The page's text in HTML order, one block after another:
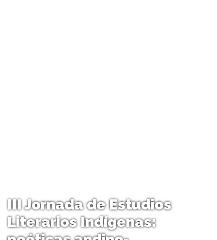
III Jornada de Estudios
Literarios Indígenas: